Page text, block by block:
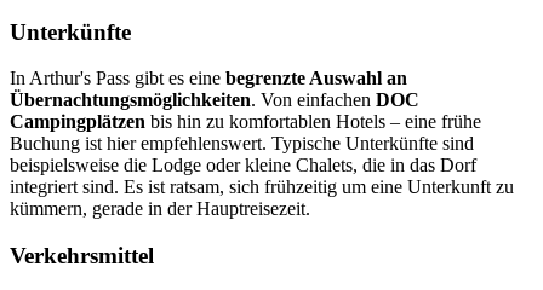
Unterkünfte
In Arthur's Pass gibt es eine begrenzte Auswahl an
Übernachtungsmöglichkeiten. Von einfachen DOC
Campingplätzen bis hin zu komfortablen Hotels – eine frühe
Buchung ist hier empfehlenswert. Typische Unterkünfte sind
beispielsweise die Lodge oder kleine Chalets, die in das Dorf
integriert sind. Es ist ratsam, sich frühzeitig um eine Unterkunft zu
kümmern, gerade in der Hauptreisezeit.
Verkehrsmittel